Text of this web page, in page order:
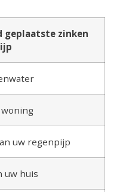
geplaatste zinken
woning
uw regenpijp
uw huis